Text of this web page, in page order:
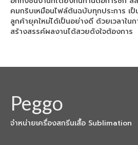
คมกริบเหมือนไฟล์ต้นฉบับทุกประการ เ
ลูกค้ายุคใหม่ได้เป็นอย่างดี ด้วยเวลาใน
สร้างสรรค์ผลงานได้สวยดังใจต้องการ
Peggo
จำหน่ายเครื่องสกรีนเสื้อ Sublimation